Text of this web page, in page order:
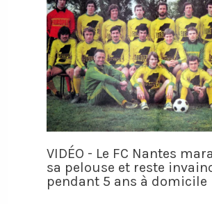
VIDÉO - Le FC Nantes
sa pelouse et reste
pendant 5 ans à domicile